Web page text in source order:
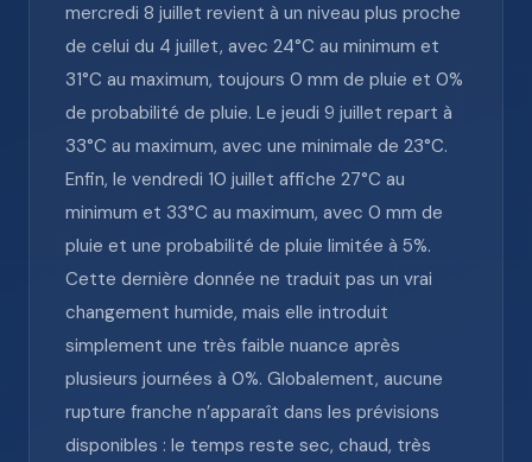
mercredi 8 juillet revient à un niveau plus proche
de celui du 4 juillet, avec 24°C au minimum et
31°C au maximum, toujours 0 mm de pluie et 0%
de probabilité de pluie. Le jeudi 9 juillet repart à
33°C au maximum, avec une minimale de 23°C.
Enfin, le vendredi 10 juillet affiche 27°C au
minimum et 33°C au maximum, avec 0 mm de
pluie et une probabilité de pluie limitée à 5%.
Cette dernière donnée ne traduit pas un vrai
changement humide, mais elle introduit
simplement une très faible nuance après
plusieurs journées à 0%. Globalement, aucune
rupture franche n’apparaît dans les prévisions
disponibles : le temps reste sec, chaud, très